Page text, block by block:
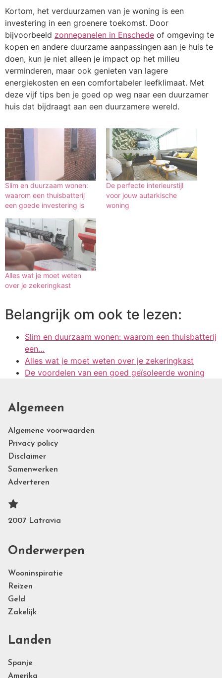
Kortom, het verduurzamen van je woning is een
investering in een groenere toekomst. Door
bijvoorbeeld zonnepanelen in Enschede of omgeving te
kopen en andere duurzame aanpassingen aan je huis te
doen, kun je niet alleen je impact op het milieu
verminderen, maar ook genieten van lagere
energiekosten en een comfortabeler leefklimaat. Met
deze vijf tips ben je goed op weg naar een duurzamer
huis dat bijdraagt aan een duurzamere wereld.
Slim en duurzaam wonen:
waarom een thuisbatterij
een goede investering is
De perfecte interieurstijl
voor jouw autarkische
woning
Alles wat je moet weten
over je zekeringkast
Belangrijk om ook te lezen:
Slim en duurzaam wonen: waarom een thuisbatterij
een…
Alles wat je moet weten over je zekeringkast
De voordelen van een goed geïsoleerde woning
Algemeen
Algemene voorwaarden
Privacy policy
Disclaimer
Samenwerken
Adverteren
2007 Latravia
Onderwerpen
Wooninspiratie
Reizen
Geld
Zakelijk
Landen
Spanje
Amerika